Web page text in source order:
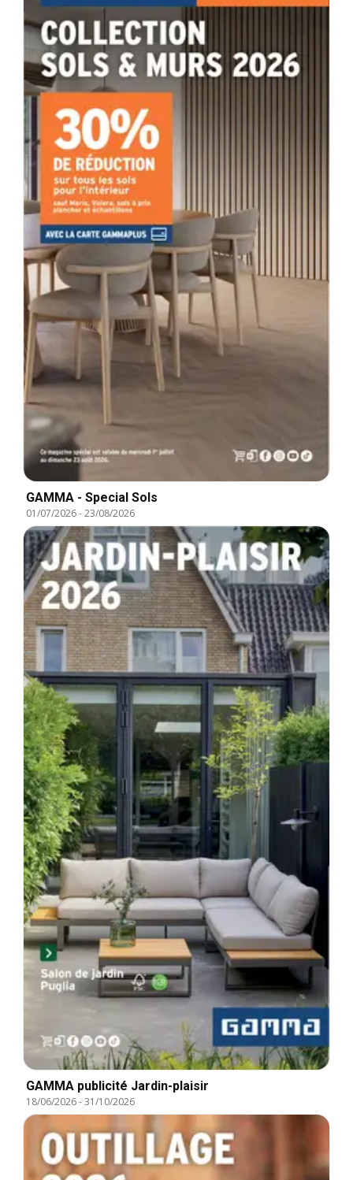
GAMMA - Special Sols
01/07/2026-23/08/2026
GAMMA publicité Jardin-plaisir
18/06/2026-31/10/2026